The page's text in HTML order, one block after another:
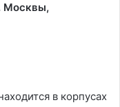
Москвы,
в корпусах